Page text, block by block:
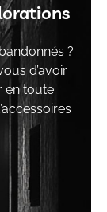
?
d’avoir
en toute